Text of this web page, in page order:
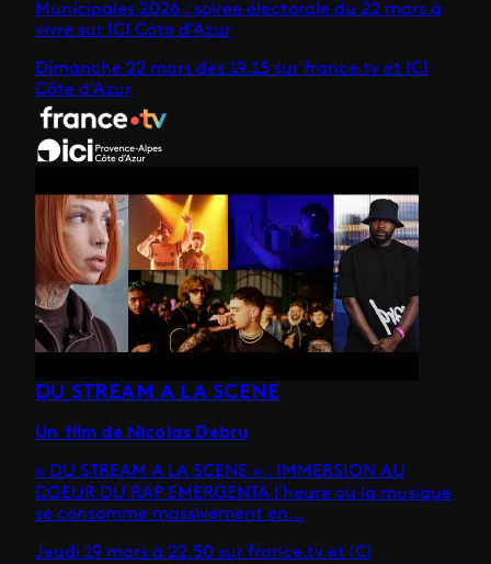
Municipales 2026 : soirée électorale du 22 mars à
vivre sur ICI Côte d'Azur
Dimanche 22 mars dès 19.15 sur france.tv et ICI
Côte d'Azur
DU STREAM A LA SCENE
Un film de Nicolas Debru
« DU STREAM A LA SCENE » : IMMERSION AU
COEUR DU RAP EMERGENTÀ l’heure où la musique
se consomme massivement en...
Jeudi 19 mars à 22.50 sur france.tv et ICI